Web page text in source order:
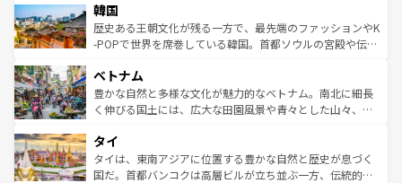
ワイを、存分に味わってほしい。 なお、新着のハワイ情報
はコンテンツ一覧を参照してほしい。
いる。アクティビティも充実しており、サーフィンやダイ
ビング、ハイキングなど、アウトドア好きにはたまらな
い。オーストラリアの多彩な魅力を存分に味わいつくそ
参照してほしい。
ン）、静ひつな山岳地帯である台湾東部など、都市の喧騒
と山間の静けさが共存しており、訪れる人に新しい発見と
驚きをもたらしてくれる。また、奥深い台湾の食文化も魅
容にもいいと評判のスイーツなど、バラエティ豊かな料理
が味わえる。 なお、新着の台湾情報は コンテンツ一覧を参
照してほしい。
韓国
歴史ある王朝文化が残る一方で、最先端のファッションやK
-POPで世界を席巻している韓国。首都ソウルの宮殿や伝統
き、地方に足を延ばせば四季折々の自然美を楽しむことが
できる。そして、キムチや焼肉、絶品のストリートフード
まで、さまざまな韓国料理が待っている。夜には、韓国な
リティに包まれながら、韓国の多彩な魅力を心ゆくまで味
わってみてほしい。 なお、新着の韓国情報はコンテンツ一
覧を参照してほしい。
ベトナム
豊かな自然と多様な文化が魅力的なベトナム。南北に細長
く伸びる国土には、広大な田園風景や青々とした山々、世
急速な発展と共に伝統が息づく。ハノイの古い町並みやホ
ーチミン市のフランス統治時代の建物も、独特の雰囲気を
醸し出している。また、バラエティの豊かさとおいしさで
タイ
タイは、東南アジアに位置する豊かな自然と歴史が息づく
国だ。首都バンコクは高層ビルが立ち並ぶ一方、伝統的な